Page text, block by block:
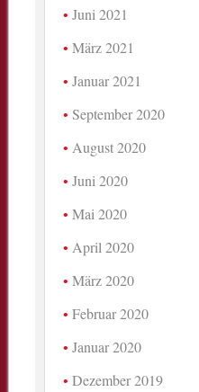
Juni 2021
März 2021
Januar 2021
September 2020
August 2020
Juni 2020
Mai 2020
April 2020
März 2020
Februar 2020
Januar 2020
Dezember 2019